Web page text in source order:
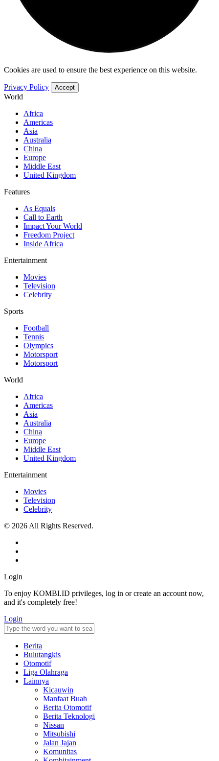
Cookies are used to ensure the best experience on this website.
Privacy Policy Accept
World
Africa
Americas
Asia
Australia
China
Europe
Middle East
United Kingdom
Features
As Equals
Call to Earth
Impact Your World
Freedom Project
Inside Africa
Entertainment
Movies
Television
Celebrity
Sports
Football
Tennis
Olympics
Motorsport
Motorsport
World
Africa
Americas
Asia
Australia
China
Europe
Middle East
United Kingdom
Entertainment
Movies
Television
Celebrity
© 2026 All Rights Reserved.
Login
To enjoy KOMBI.ID privileges, log in or create an account now,
and it's completely free!
Login
Berita
Bulutangkis
Otomotif
Liga Olahraga
Lainnya
Kicauwin
Manfaat Buah
Berita Otomotif
Berita Teknologi
Nissan
Mitsubishi
Jalan Jajan
Komunitas